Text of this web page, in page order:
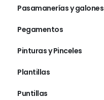
Pasamanerías y galones
Pegamentos
Pinturas y Pinceles
Plantillas
Puntillas